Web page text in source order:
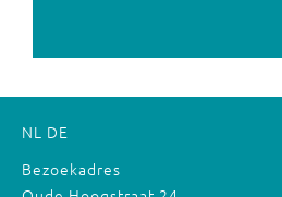
NL DE
Bezoekadres